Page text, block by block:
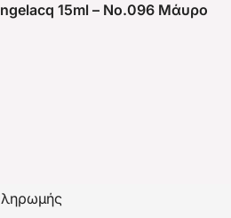
15ml – No.096 Μάυρο